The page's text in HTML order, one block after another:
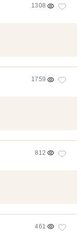
1308
1759
812
461